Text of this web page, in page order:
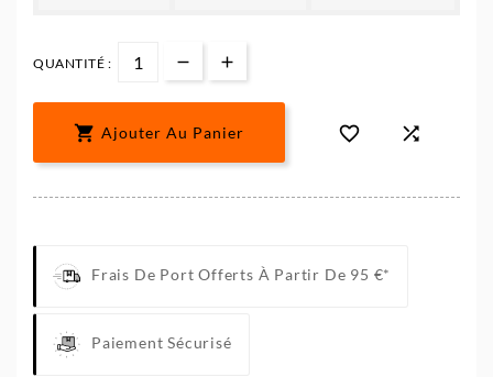
QUANTITÉ :
 Ajouter Au Panier  
Frais De Port Offerts À Partir De 95 €*
Paiement Sécurisé